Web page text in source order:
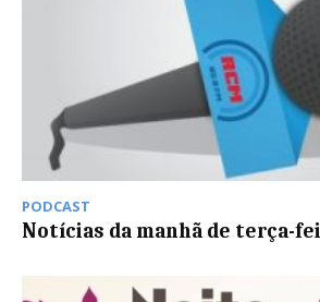
PODCAST
Notícias da manhã de terça-